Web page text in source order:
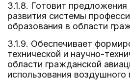
3.1.8. Готовит
развития системы
образования в области
3.1.9. Обеспечивает
технической и научно-
области гражданской
использования воздушного